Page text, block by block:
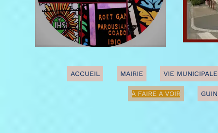
ACCUEIL MAIRIE VIE MUNICIPALE
A FAIRE A VOIR